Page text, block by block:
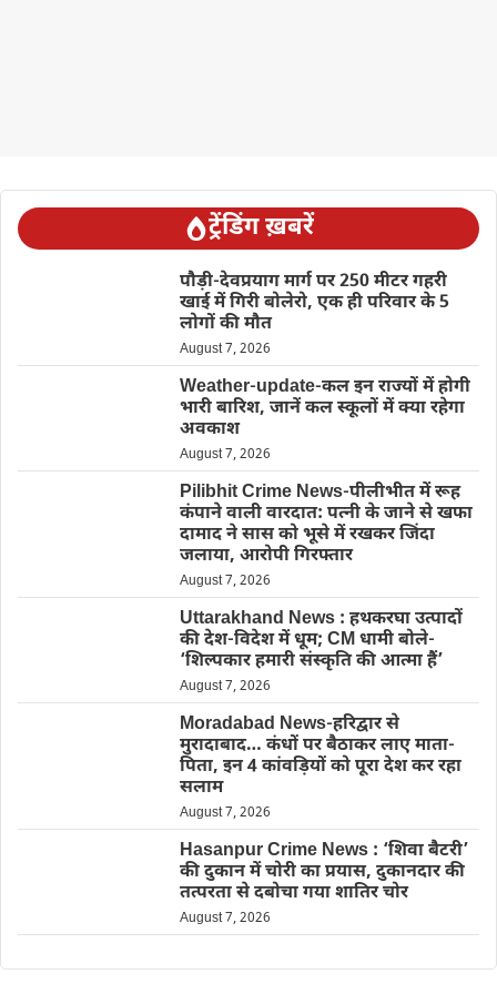
ट्रेंडिंग ख़बरें
पौड़ी-देवप्रयाग मार्ग पर 250 मीटर गहरी
खाई में गिरी बोलेरो, एक ही परिवार के 5
लोगों की मौत
August 7, 2026
Weather-update-कल इन राज्यों में होगी
भारी बारिश, जानें कल स्कूलों में क्या रहेगा
अवकाश
August 7, 2026
Pilibhit Crime News-पीलीभीत में रूह
कंपाने वाली वारदात: पत्नी के जाने से खफा
दामाद ने सास को भूसे में रखकर जिंदा
जलाया, आरोपी गिरफ्तार
August 7, 2026
Uttarakhand News : हथकरघा उत्पादों
की देश-विदेश में धूम; CM धामी बोले-
‘शिल्पकार हमारी संस्कृति की आत्मा हैं’
August 7, 2026
Moradabad News-हरिद्वार से
मुरादाबाद… कंधों पर बैठाकर लाए माता-
पिता, इन 4 कांवड़ियों को पूरा देश कर रहा
सलाम
August 7, 2026
Hasanpur Crime News : ‘शिवा बैटरी’
की दुकान में चोरी का प्रयास, दुकानदार की
तत्परता से दबोचा गया शातिर चोर
August 7, 2026